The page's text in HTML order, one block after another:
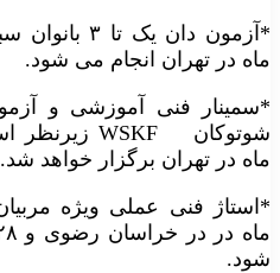
ماه در تهران انجام می شود.
ماه در تهران برگزار خواهد شد.
شود.